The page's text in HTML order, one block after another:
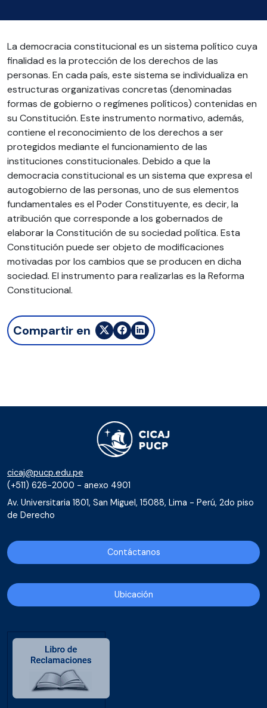
La democracia constitucional es un sistema político cuya
finalidad es la protección de los derechos de las
personas. En cada país, este sistema se individualiza en
estructuras organizativas concretas (denominadas
formas de gobierno o regímenes políticos) contenidas en
su Constitución. Este instrumento normativo, además,
contiene el reconocimiento de los derechos a ser
protegidos mediante el funcionamiento de las
instituciones constitucionales. Debido a que la
democracia constitucional es un sistema que expresa el
autogobierno de las personas, uno de sus elementos
fundamentales es el Poder Constituyente, es decir, la
atribución que corresponde a los gobernados de
elaborar la Constitución de su sociedad política. Esta
Constitución puede ser objeto de modificaciones
motivadas por los cambios que se producen en dicha
sociedad. El instrumento para realizarlas es la Reforma
Constitucional.
Compartir en
cicaj@pucp.edu.pe
(+511) 626-2000 - anexo 4901
Av. Universitaria 1801, San Miguel, 15088, Lima - Perú, 2do piso
de Derecho
Contáctanos
Ubicación